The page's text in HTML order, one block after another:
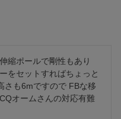
縮ポールで剛性もあり
をセットすればちょっと
さも6mですので FBな移
オームさんの対応有難